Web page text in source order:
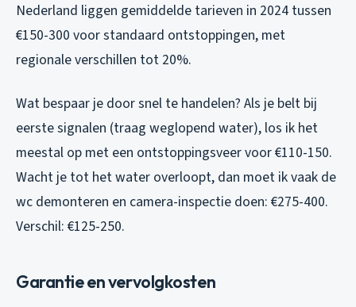
Nederland liggen gemiddelde tarieven in 2024 tussen
€150-300 voor standaard ontstoppingen, met
regionale verschillen tot 20%.
Wat bespaar je door snel te handelen? Als je belt bij
eerste signalen (traag weglopend water), los ik het
meestal op met een ontstoppingsveer voor €110-150.
Wacht je tot het water overloopt, dan moet ik vaak de
wc demonteren en camera-inspectie doen: €275-400.
Verschil: €125-250.
Garantie en vervolgkosten